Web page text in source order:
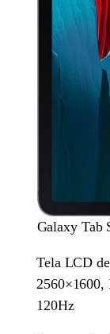
Galaxy Tab
Tela LCD
2560×1600,
120Hz